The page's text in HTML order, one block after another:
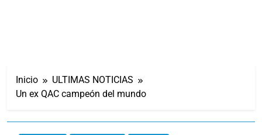
Inicio
ULTIMAS NOTICIAS
Un ex QAC campeón del mundo